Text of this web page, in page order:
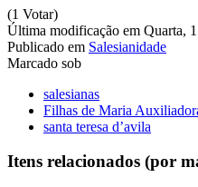
(1 Votar)
Última modificação em Quarta,
Publicado em Salesianidade
Marcado sob
salesianas
Filhas de Maria
santa teresa d’avila
Itens relacionados (por